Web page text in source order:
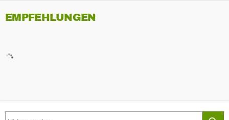
EMPFEHLUNGEN